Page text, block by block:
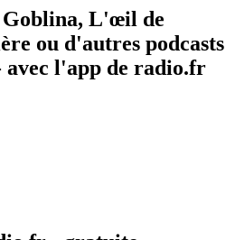
Goblina, L'œil de
ou d'autres podcasts
avec l'app de radio.fr